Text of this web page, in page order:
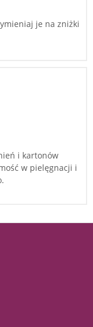
je na zniżki
i kartonów
w pielęgnacji i